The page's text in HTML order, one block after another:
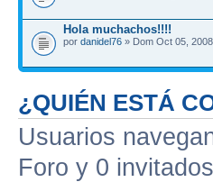
Hola muchachos!!!!
por danidel76 » Dom Oct 05,
¿QUIÉN ESTÁ
Usuarios
Foro y 0 invitados